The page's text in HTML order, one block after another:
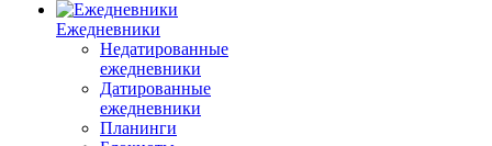
Ежедневники
Недатированные
ежедневники
Датированные
ежедневники
Планинги